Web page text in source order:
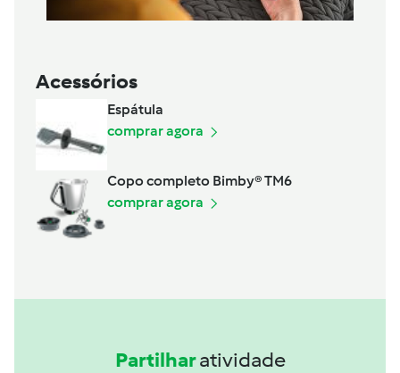
Acessórios
Espátula
comprar agora
Copo completo Bimby® TM6
comprar agora
Partilharatividade